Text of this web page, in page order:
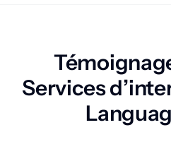
Services